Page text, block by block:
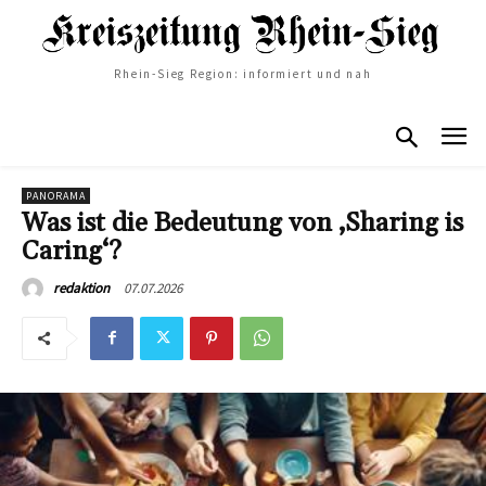
Rhein-Sieg Region: informiert und nah
PANORAMA
Was ist die Bedeutung von ‚Sharing is
Caring‘?
redaktion 07.07.2026